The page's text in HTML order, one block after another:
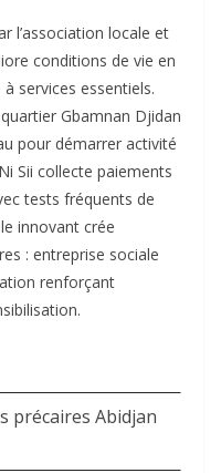
l’association locale et
conditions de vie en
services essentiels.
Gbamnan Djidan
pour démarrer activité
Sii collecte paiements
tests fréquents de
innovant crée
: entreprise sociale
renforçant
précaires Abidjan